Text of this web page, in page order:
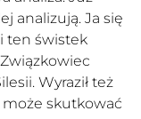
analizują. Ja się
ten świstek
Wyraził też
może skutkować